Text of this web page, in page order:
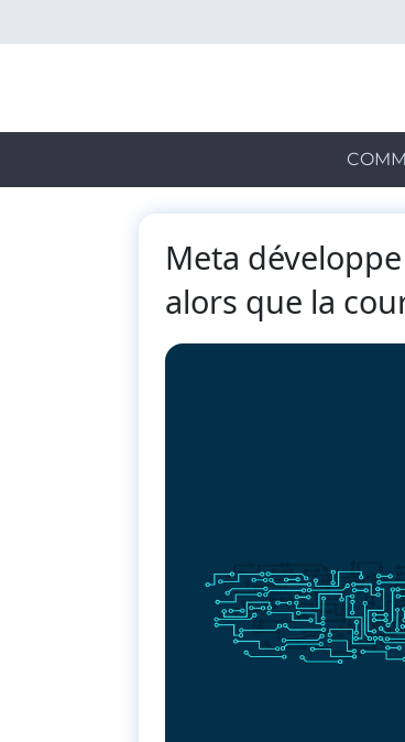
to
Meta
alors que la